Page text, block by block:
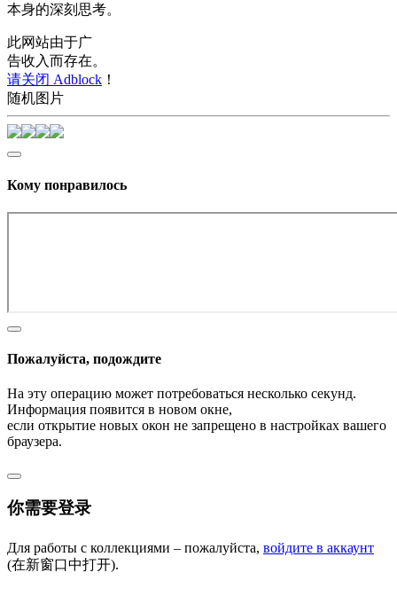
本身的深刻思考。
此网站由于广
告收入而存在。
请关闭 Adblock ！
随机图片
Кому понравилось
Пожалуйста, подождите
На эту операцию может потребоваться несколько секунд.
Информация появится в новом окне,
если открытие новых окон не запрещено в настройках вашего
браузера.
你需要登录
Для работы с коллекциями – пожалуйста, войдите в аккаунт
(在新窗口中打开).